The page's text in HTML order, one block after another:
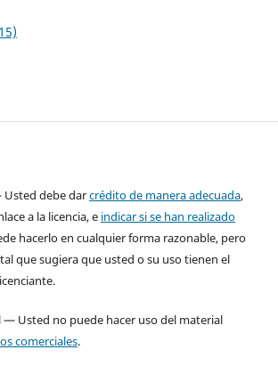
debe darcrédito de manera adecuada,
a la licencia, e indicar si se han realizado
hacerlo en cualquier forma razonable, pero
que sugiera que usted o su uso tienen el
— Usted no puede hacer uso del material
comerciales.